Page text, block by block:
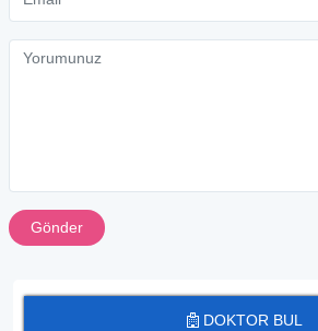
Gönder
DOKTOR BUL